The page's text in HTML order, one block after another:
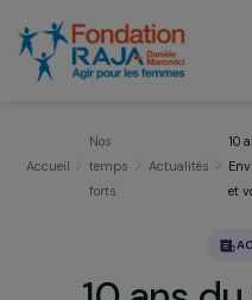
temps Actualités